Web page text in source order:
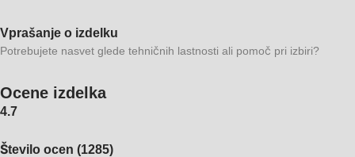
Vprašanje o izdelku
Potrebujete nasvet glede tehničnih lastnosti ali pomoč pri izbiri?
Ocene izdelka
4.7
Število ocen (1285)